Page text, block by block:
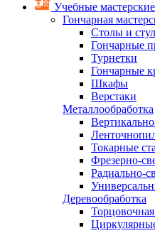
Учебные мастерские
Гончарная
Столы и
Гончарные
Турнетки
Гончарные
Шкафы
Верстаки
Металлообработка
Токарные
Фрезерно-
Радиально-
Деревообработка